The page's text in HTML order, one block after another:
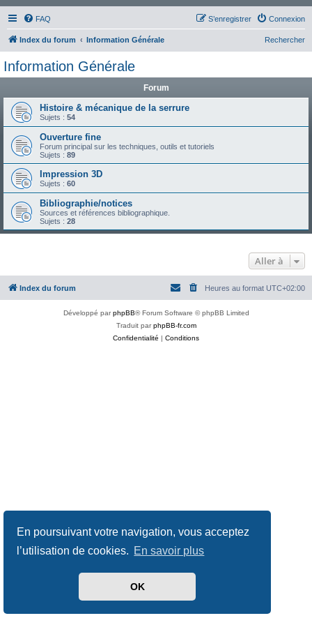
En poursuivant votre navigation, vous acceptez
l’utilisation de cookies. En savoir plus
OK
FAQ Connexion
S’enregistrer
Index du forum Information Générale Rechercher
Information Générale
Forum
Histoire & mécanique de la serrure
Sujets : 54
Ouverture fine
Forum principal sur les techniques, outils et tutoriels
Sujets : 89
Impression 3D
Sujets : 60
Bibliographie/notices
Sources et références bibliographique.
Sujets : 28
Aller à
Index du forum Heures au format UTC+02:00
Développé parphpBB® Forum Software © phpBB Limited
Traduit parphpBB-fr.com
Confidentialité | Conditions